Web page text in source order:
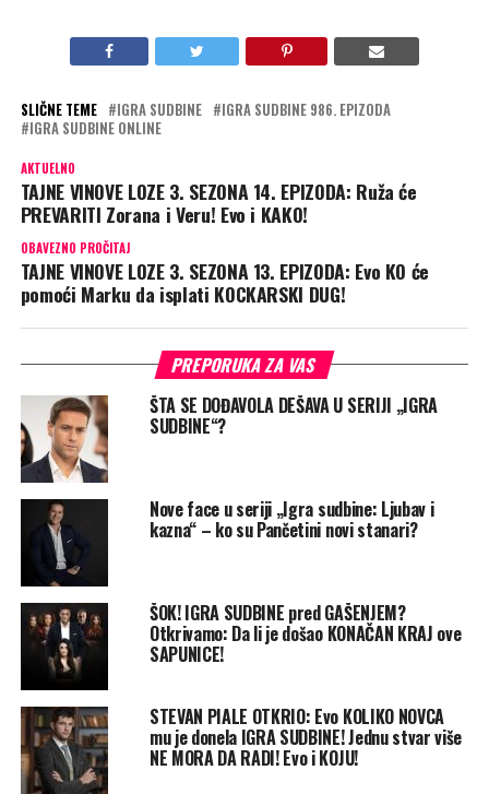
SLIČNE TEME IGRA SUDBINE
IGRA SUDBINE 986. EPIZODA
IGRA SUDBINE ONLINE
AKTUELNO
TAJNE VINOVE LOZE 3. SEZONA 14. EPIZODA: Ruža će
PREVARITI Zorana i Veru! Evo i KAKO!
OBAVEZNO PROČITAJ
TAJNE VINOVE LOZE 3. SEZONA 13. EPIZODA: Evo KO će
pomoći Marku da isplati KOCKARSKI DUG!
PREPORUKA ZA VAS
ŠTA SE DOĐAVOLA DEŠAVA U SERIJI „IGRA
SUDBINE“?
Nove face u seriji „Igra sudbine: Ljubav i
kazna“ – ko su Pančetini novi stanari?
ŠOK! IGRA SUDBINE pred GAŠENJEM?
Otkrivamo: Da li je došao KONAČAN KRAJ ove
SAPUNICE!
STEVAN PIALE OTKRIO: Evo KOLIKO NOVCA
mu je donela IGRA SUDBINE! Jednu stvar više
NE MORA DA RADI! Evo i KOJU!